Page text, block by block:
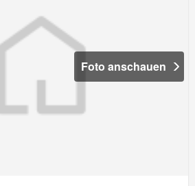
Foto anschauen